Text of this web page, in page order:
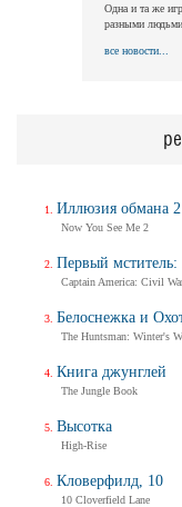
Одна и та же
разными людьми.
все новости...
Иллюзия обмана 2
Now You See Me 2
Первый мститель:
Captain America: Civil
Белоснежка и
The Huntsman: Winter's
Книга джунглей
The Jungle Book
Высотка
High-Rise
Кловерфилд, 10
10 Cloverfield Lane